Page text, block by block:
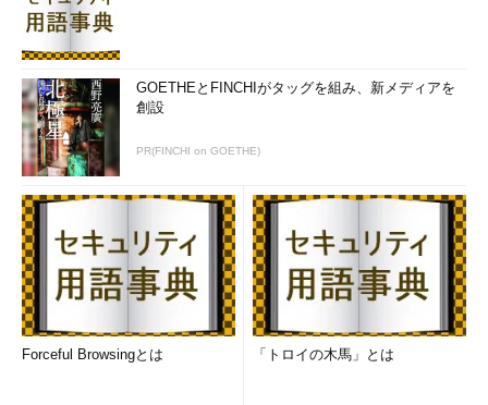
ね。
GOETHEとFINCHIがタッグを組み、新メディアを
創設
PR(FINCHI on GOETHE)
Forceful Browsingとは 「トロイの木馬」とは